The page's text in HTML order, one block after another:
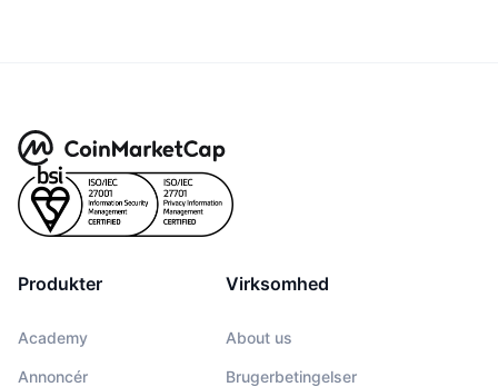
Produkter
Academy
Annoncér
Virksomhed
About us
Brugerbetingelser